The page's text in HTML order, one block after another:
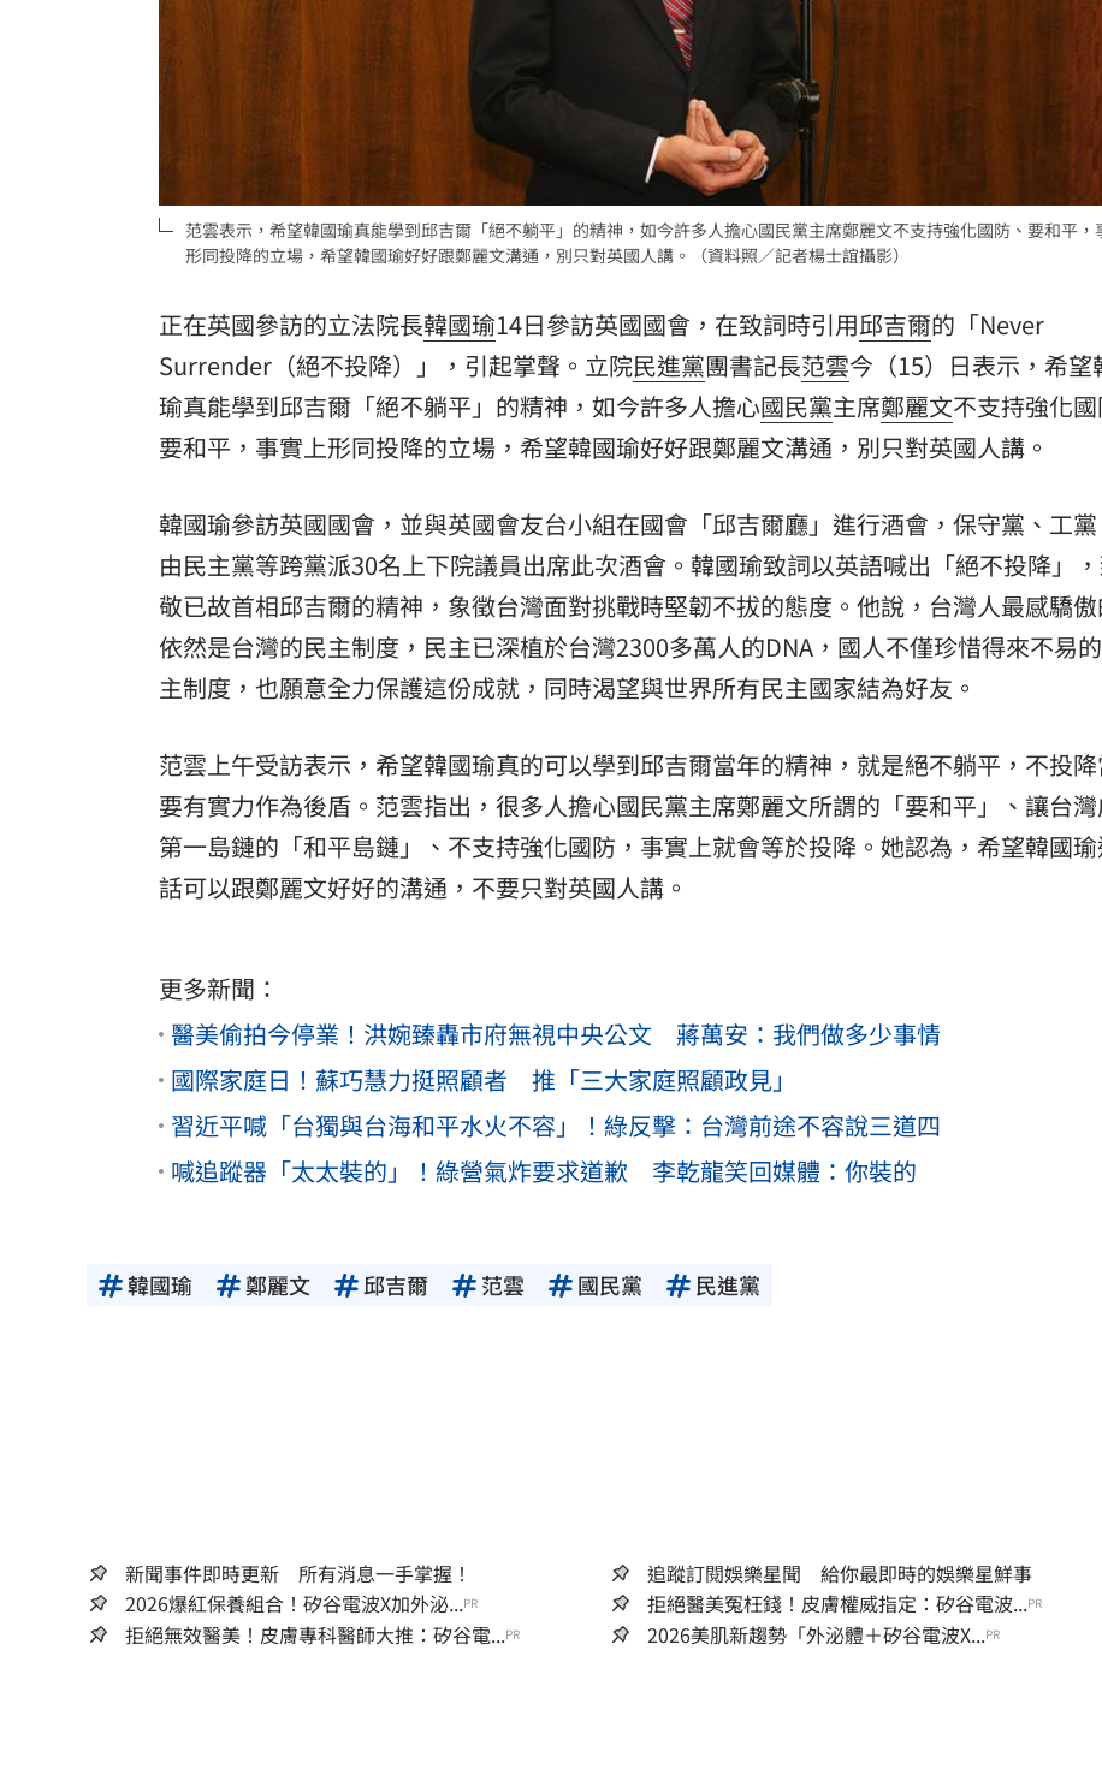
商場戰國來臨 台中「頂奢大道」逐漸成形
台彩父親節推新刮刮樂千萬頭獎超「爸」氣
「拍片人的多重宇宙」職涯論壇9/12登場！
8國球員齊聚高雄 Formosa 7s掀足球熱潮 10:00
理想混蛋號召粉絲跨海追星吃美食！ 18:15
范雲表示，希望韓國瑜真能學到邱吉爾「絕不躺平」的精神，如今許多人擔心國民黨主席鄭麗文不支持強化國防、要和平，
形同投降的立場，希望韓國瑜好好跟鄭麗文溝通，別只對英國人講。（資料照／記者楊士誼攝影）
正在英國參訪的立法院長韓國瑜14日參訪英國國會，在致詞時引用邱吉爾的「Never
Surrender（絕不投降）」，引起掌聲。立院民進黨團書記長范雲今（15）日表示，希望
瑜真能學到邱吉爾「絕不躺平」的精神，如今許多人擔心國民黨主席鄭麗文不支持強化國
要和平，事實上形同投降的立場，希望韓國瑜好好跟鄭麗文溝通，別只對英國人講。
韓國瑜參訪英國國會，並與英國會友台小組在國會「邱吉爾廳」進行酒會，保守黨、工黨
由民主黨等跨黨派30名上下院議員出席此次酒會。韓國瑜致詞以英語喊出「絕不投降」
敬已故首相邱吉爾的精神，象徵台灣面對挑戰時堅韌不拔的態度。他說，台灣人最感驕傲
依然是台灣的民主制度，民主已深植於台灣2300多萬人的DNA，國人不僅珍惜得來不易
主制度，也願意全力保護這份成就，同時渴望與世界所有民主國家結為好友。
范雲上午受訪表示，希望韓國瑜真的可以學到邱吉爾當年的精神，就是絕不躺平，不投
要有實力作為後盾。范雲指出，很多人擔心國民黨主席鄭麗文所謂的「要和平」、讓台
第一島鏈的「和平島鏈」、不支持強化國防，事實上就會等於投降。她認為，希望韓國
話可以跟鄭麗文好好的溝通，不要只對英國人講。
更多新聞：
醫美偷拍今停業！洪婉臻轟市府無視中央公文 蔣萬安：我們做多少事情
國際家庭日！蘇巧慧力挺照顧者 推「三大家庭照顧政見」
習近平喊「台獨與台海和平水火不容」！綠反擊：台灣前途不容說三道四
喊追蹤器「太太裝的」！綠營氣炸要求道歉 李乾龍笑回媒體：你裝的
韓國瑜 鄭麗文 邱吉爾 范雲 國民黨 民進黨
新聞事件即時更新 所有消息一手掌握！
追蹤訂閱娛樂星聞 給你最即時的娛樂星鮮事
2026爆紅保養組合！矽谷電波X加外泌...PR 拒絕醫美冤枉錢！皮膚權威指定：矽谷電波...PR
拒絕無效醫美！皮膚專科醫師大推：矽谷電...PR 2026美肌新趨勢「外泌體＋矽谷電波X...PR